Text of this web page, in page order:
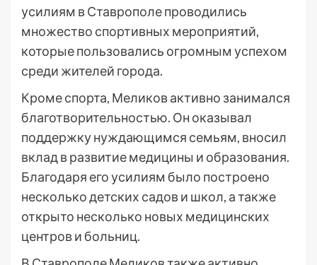
усилиям в Ставрополе проводились
множество спортивных мероприятий,
которые пользовались огромным успехом
среди жителей города.
Кроме спорта, Меликов активно занимался
благотворительностью. Он оказывал
поддержку нуждающимся семьям, вносил
вклад в развитие медицины и образования.
Благодаря его усилиям было построено
несколько детских садов и школ, а также
открыто несколько новых медицинских
центров и больниц.